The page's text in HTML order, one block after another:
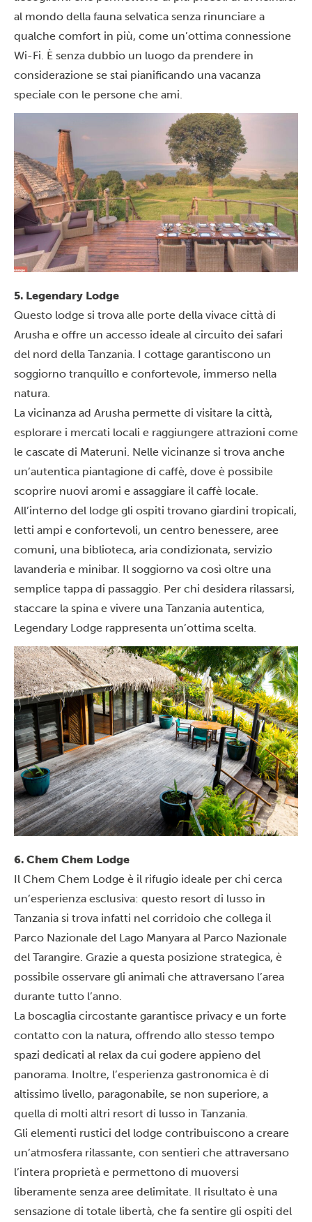
al mondo della fauna selvatica senza rinunciare a
qualche comfort in più, come un’ottima connessione
Wi-Fi. È senza dubbio un luogo da prendere in
considerazione se stai pianificando una vacanza
speciale con le persone che ami.
5. Legendary Lodge
Questo lodge si trova alle porte della vivace città di
Arusha e offre un accesso ideale al circuito dei safari
del nord della Tanzania. I cottage garantiscono un
soggiorno tranquillo e confortevole, immerso nella
natura.
La vicinanza ad Arusha permette di visitare la città,
esplorare i mercati locali e raggiungere attrazioni come
le cascate di Materuni. Nelle vicinanze si trova anche
un’autentica piantagione di caffè, dove è possibile
scoprire nuovi aromi e assaggiare il caffè locale.
All’interno del lodge gli ospiti trovano giardini tropicali,
letti ampi e confortevoli, un centro benessere, aree
comuni, una biblioteca, aria condizionata, servizio
lavanderia e minibar. Il soggiorno va così oltre una
semplice tappa di passaggio. Per chi desidera rilassarsi,
staccare la spina e vivere una Tanzania autentica,
Legendary Lodge rappresenta un’ottima scelta.
6. Chem Chem Lodge
Il Chem Chem Lodge è il rifugio ideale per chi cerca
un’esperienza esclusiva: questo resort di lusso in
Tanzania si trova infatti nel corridoio che collega il
Parco Nazionale del Lago Manyara al Parco Nazionale
del Tarangire. Grazie a questa posizione strategica, è
possibile osservare gli animali che attraversano l’area
durante tutto l’anno.
La boscaglia circostante garantisce privacy e un forte
contatto con la natura, offrendo allo stesso tempo
spazi dedicati al relax da cui godere appieno del
panorama. Inoltre, l’esperienza gastronomica è di
altissimo livello, paragonabile, se non superiore, a
quella di molti altri resort di lusso in Tanzania.
Gli elementi rustici del lodge contribuiscono a creare
un’atmosfera rilassante, con sentieri che attraversano
l’intera proprietà e permettono di muoversi
liberamente senza aree delimitate. Il risultato è una
sensazione di totale libertà, che fa sentire gli ospiti del